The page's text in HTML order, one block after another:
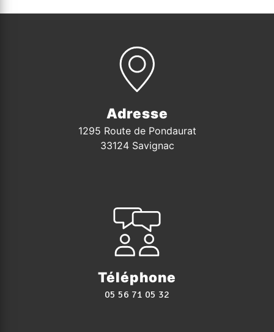
Adresse
1295 Route de Pondaurat
33124 Savignac
Téléphone
05 56 71 05 32